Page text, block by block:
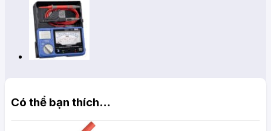
Có thể bạn thích…